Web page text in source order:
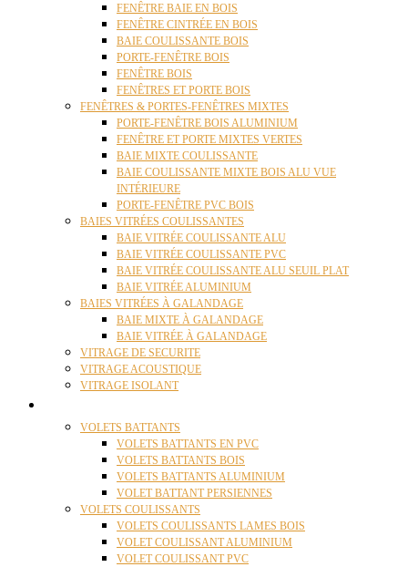
FENÊTRE BAIE EN BOIS
FENÊTRE CINTRÉE EN BOIS
BAIE COULISSANTE BOIS
PORTE-FENÊTRE BOIS
FENÊTRE BOIS
FENÊTRES ET PORTE BOIS
FENÊTRES & PORTES-FENÊTRES MIXTES
PORTE-FENÊTRE BOIS ALUMINIUM
FENÊTRE ET PORTE MIXTES VERTES
BAIE MIXTE COULISSANTE
BAIE COULISSANTE MIXTE BOIS ALU VUE
INTÉRIEURE
PORTE-FENÊTRE PVC BOIS
BAIES VITRÉES COULISSANTES
BAIE VITRÉE COULISSANTE ALU
BAIE VITRÉE COULISSANTE PVC
BAIE VITRÉE COULISSANTE ALU SEUIL PLAT
BAIE VITRÉE ALUMINIUM
BAIES VITRÉES À GALANDAGE
BAIE MIXTE À GALANDAGE
BAIE VITRÉE À GALANDAGE
VITRAGE DE SECURITE
VITRAGE ACOUSTIQUE
VITRAGE ISOLANT
VOLETS BATTANTS
VOLETS BATTANTS EN PVC
VOLETS BATTANTS BOIS
VOLETS BATTANTS ALUMINIUM
VOLET BATTANT PERSIENNES
VOLETS COULISSANTS
VOLETS COULISSANTS LAMES BOIS
VOLET COULISSANT ALUMINIUM
VOLET COULISSANT PVC